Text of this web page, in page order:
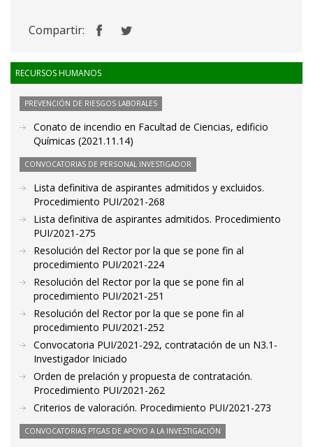
Compartir:
RECURSOS HUMANOS
PREVENCIÓN DE RIESGOS LABORALES
Conato de incendio en Facultad de Ciencias, edificio
Químicas (2021.11.14)
CONVOCATORIAS DE PERSONAL INVESTIGADOR
Lista definitiva de aspirantes admitidos y excluidos.
Procedimiento PUI/2021-268
Lista definitiva de aspirantes admitidos. Procedimiento
PUI/2021-275
Resolución del Rector por la que se pone fin al
procedimiento PUI/2021-224
Resolución del Rector por la que se pone fin al
procedimiento PUI/2021-251
Resolución del Rector por la que se pone fin al
procedimiento PUI/2021-252
Convocatoria PUI/2021-292, contratación de un N3.1-
Investigador Iniciado
Orden de prelación y propuesta de contratación.
Procedimiento PUI/2021-262
Criterios de valoración. Procedimiento PUI/2021-273
CONVOCATORIAS PTGAS DE APOYO A LA INVESTIGACIÓN